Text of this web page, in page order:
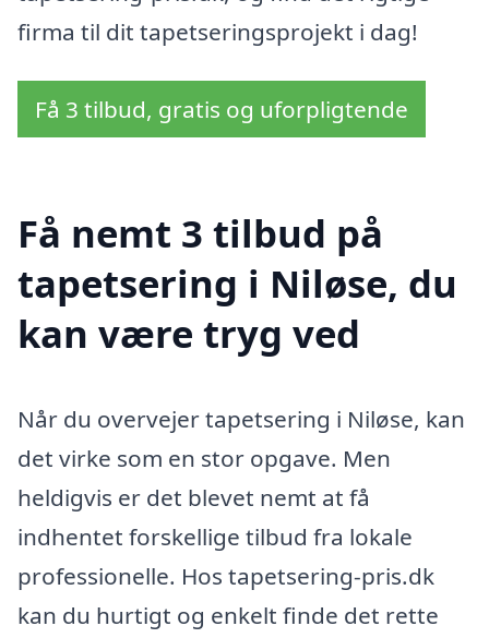
firma til dit tapetseringsprojekt i dag!
Få 3 tilbud, gratis og uforpligtende
Få nemt 3 tilbud på
tapetsering i Niløse, du
kan være tryg ved
Når du overvejer tapetsering i Niløse, kan
det virke som en stor opgave. Men
heldigvis er det blevet nemt at få
indhentet forskellige tilbud fra lokale
professionelle. Hos tapetsering-pris.dk
kan du hurtigt og enkelt finde det rette